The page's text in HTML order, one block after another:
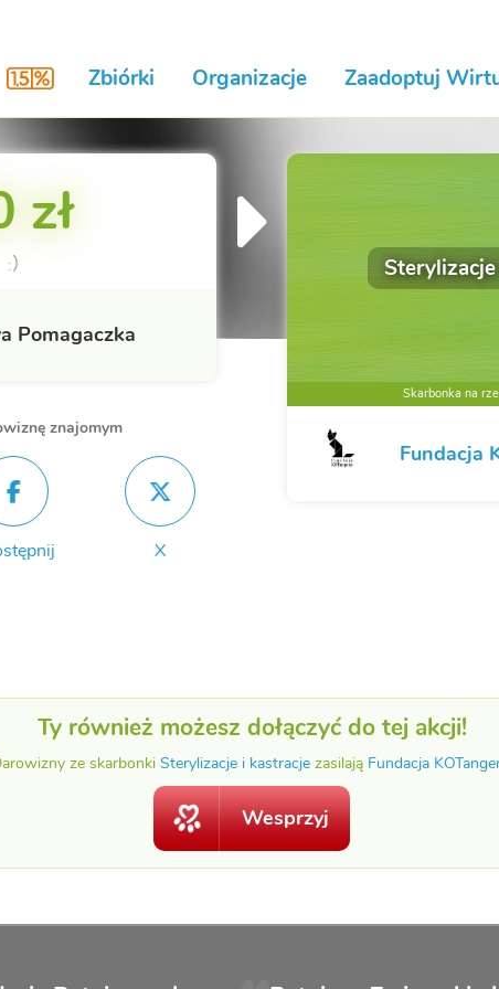
Zbiórki Organizacje Zaadoptuj
zł
:)
Pomagaczka
znajomym
X
Skarbonka na
Fundacja
Ty również możesz dołączyć do tej akcji!
ze skarbonkiSterylizacje i kastracje zasilają Fundacja
Wesprzyj